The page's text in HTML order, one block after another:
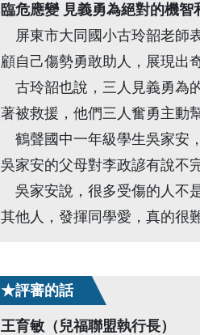
臨危應變 見義勇為絕對的機智
屏東市大同國小古玲韶老師
顧自己傷勢勇敢助人，展現出
古玲韶也說，三人見義勇為
著被救援，他們三人奮勇主動
鶴聲國中一年級學生吳家安
吳家安的父母對李政諺有說不
吳家安說，很多受傷的人不
其他人，發揮同學愛，真的很
★評審的話
王育敏（兒福聯盟執行長）